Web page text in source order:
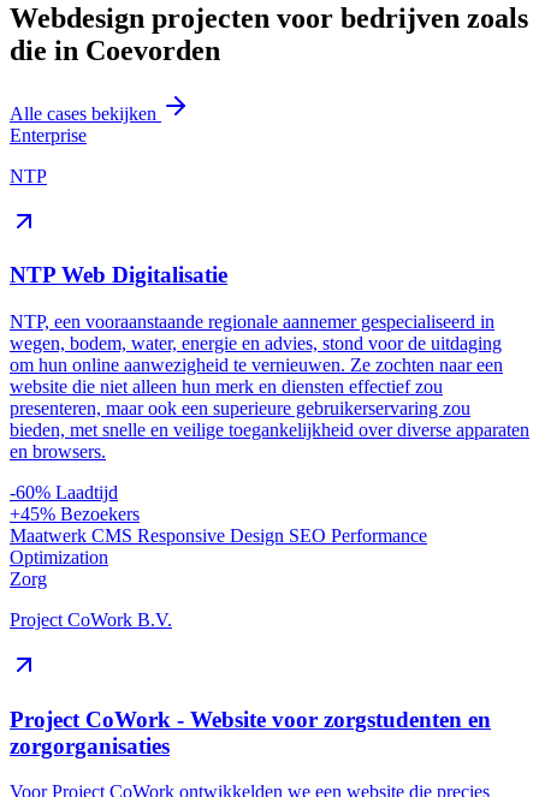
Webdesign projecten voor bedrijven zoals
die in Coevorden
Alle cases bekijken
Enterprise
NTP
NTP Web Digitalisatie
NTP, een vooraanstaande regionale aannemer gespecialiseerd in
wegen, bodem, water, energie en advies, stond voor de uitdaging
om hun online aanwezigheid te vernieuwen. Ze zochten naar een
website die niet alleen hun merk en diensten effectief zou
presenteren, maar ook een superieure gebruikerservaring zou
bieden, met snelle en veilige toegankelijkheid over diverse apparaten
en browsers.
-60% Laadtijd
+45% Bezoekers
Maatwerk CMS Responsive Design SEO Performance
Optimization
Zorg
Project CoWork B.V.
Project CoWork - Website voor zorgstudenten en
zorgorganisaties
Voor Project CoWork ontwikkelden we een website die precies